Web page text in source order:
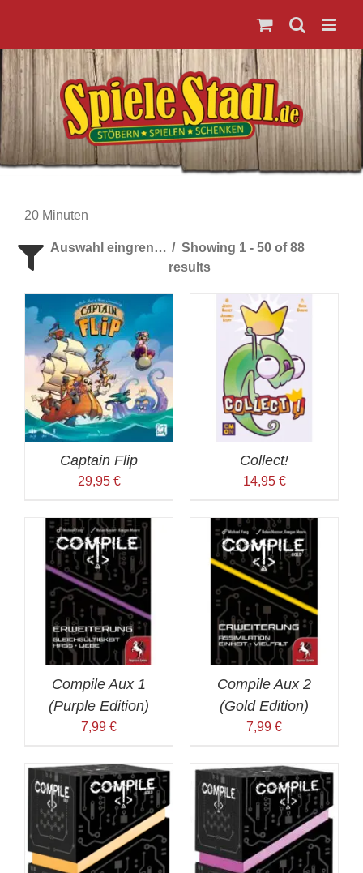
springen
20 Minuten
Auswahl eingrenzen
Showing 1 - 50 of 88
results
Spieleranzahl Alter der Spieler
Preis Kategorie
Captain Flip
29,95 €
Collect!
14,95 €
Compile Aux 1
(Purple Edition)
7,99 €
Compile Aux 2
(Gold Edition)
7,99 €